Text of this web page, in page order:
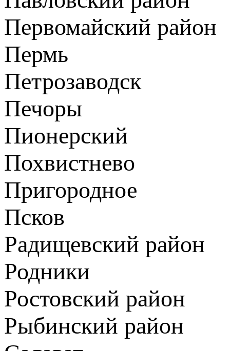
Первомайский район
Пермь
Петрозаводск
Печоры
Пионерский
Похвистнево
Пригородное
Псков
Радищевский район
Родники
Ростовский район
Рыбинский район